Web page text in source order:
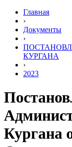
Главная
›
Документы
›
КУРГАНА
›
2023
Кургана